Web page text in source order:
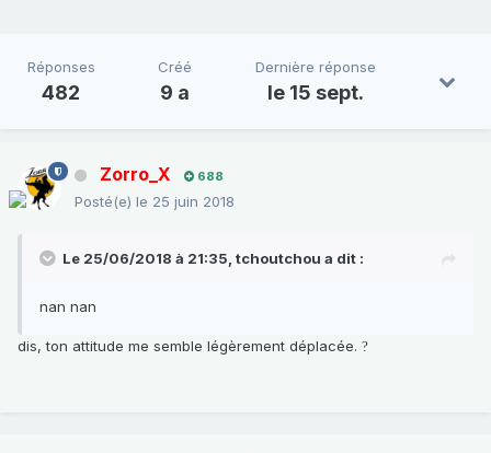
Réponses
482
Créé
9 a
Dernière réponse
le 15 sept.
Zorro_X 688
Posté(e) le 25 juin 2018
Le 25/06/2018 à 21:35, tchoutchou a dit :
nan nan
dis, ton attitude me semble légèrement déplacée. ?